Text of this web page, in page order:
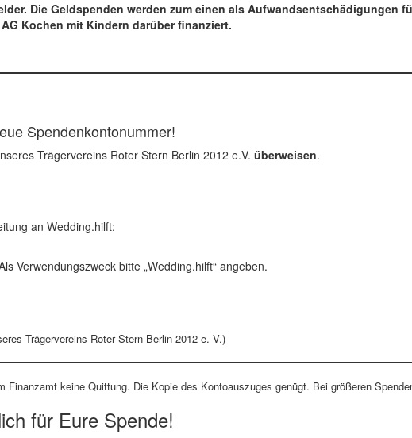
Die Geldspenden werden zum einen als Aufwandsentschädigungen
Kochen mit Kindern darüber finanziert.
Spendenkontonummer!
Trägervereins Roter Stern Berlin 2012 e.V. überweisen.
an Wedding.hilft:
Verwendungszweck bitte „Wedding.hilft“ angeben.
Trägervereins Roter Stern Berlin 2012 e. V.)
Finanzamt keine Quittung. Die Kopie des Kontoauszuges genügt. Bei größeren
für Eure Spende!